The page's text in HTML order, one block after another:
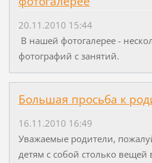
20.11.2010 15:44
В нашей фотогалерее -
фотографий с занятий.
Большая просьба к
16.11.2010 16:49
Уважаемые родители,
детям с собой столько вещей